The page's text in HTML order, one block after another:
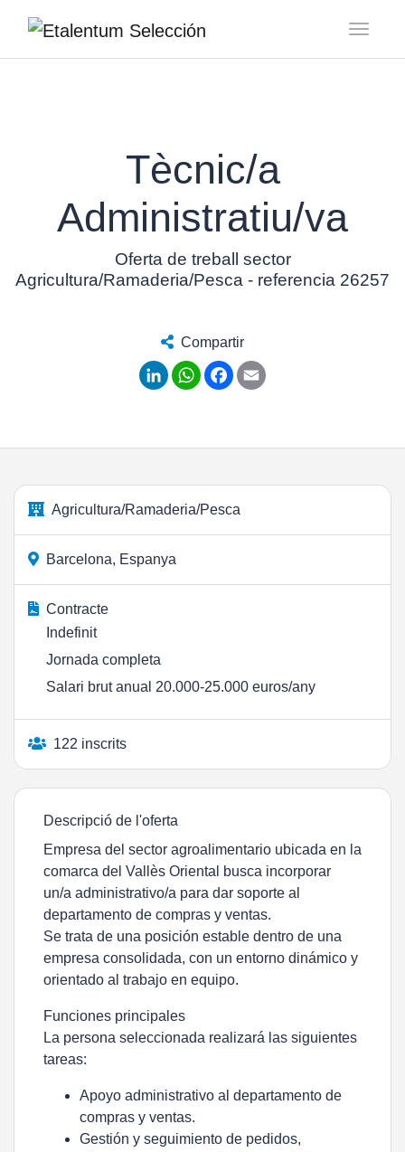
Tècnic/a
Administratiu/va
Oferta de treball sector
Agricultura/Ramaderia/Pesca - referencia 26257
Compartir
LinkedInWhatsApp
Facebook
Agricultura/Ramaderia/Pesca
Barcelona, Espanya
Contracte
Indefinit
Jornada completa
Salari brut anual 20.000-25.000 euros/any
122 inscrits
Descripció de l'oferta
Empresa del sector agroalimentario ubicada en la
comarca del Vallès Oriental busca incorporar
un/a administrativo/a para dar soporte al
departamento de compras y ventas.
Se trata de una posición estable dentro de una
empresa consolidada, con un entorno dinámico y
orientado al trabajo en equipo.
Funciones principales
La persona seleccionada realizará las siguientes
tareas:
Apoyo administrativo al departamento de
compras y ventas.
Gestión y seguimiento de pedidos,